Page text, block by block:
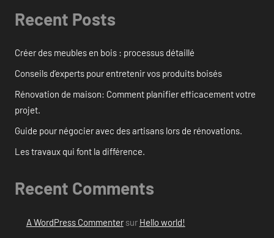
Recent Posts
Créer des meubles en bois : processus détaillé
Conseils d’experts pour entretenir vos produits boisés
Rénovation de maison: Comment planifier efficacement votre
projet.
Guide pour négocier avec des artisans lors de rénovations.
Les travaux qui font la différence.
Recent Comments
A WordPress Commentersur Hello world!